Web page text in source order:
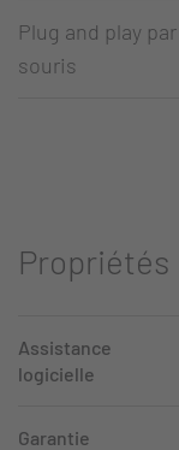
Plug and play
souris
Propriétés
Assistance
logicielle
Garantie